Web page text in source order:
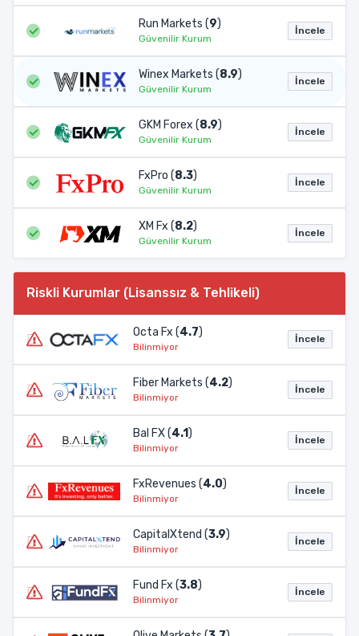
Run Markets (9)
Güvenilir Kurum
İncele
Winex Markets (8.9)
Güvenilir Kurum
İncele
GKM Forex (8.9)
Güvenilir Kurum
İncele
FxPro (8.3)
Güvenilir Kurum
İncele
XM Fx (8.2)
Güvenilir Kurum
İncele
Riskli Kurumlar (Lisanssız & Tehlikeli)
Octa Fx (4.7)
Bilinmiyor
İncele
Fiber Markets (4.2)
Bilinmiyor
İncele
Bal FX (4.1)
Bilinmiyor
İncele
FxRevenues (4.0)
Bilinmiyor
İncele
CapitalXtend (3.9)
Bilinmiyor
İncele
Fund Fx (3.8)
Bilinmiyor
İncele